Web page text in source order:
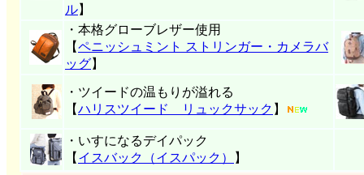
ル】
・本格グローブレザー使用
【ペニッシュミント ストリンガー・カメラバ
ッグ】
・ツイードの温もりが溢れる
【ハリスツイード リュックサック 】
・いすになるデイパック
【 イスバック（イスパック） 】